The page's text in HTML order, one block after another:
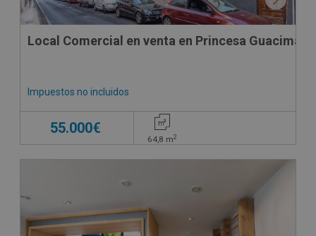
Local Comercial en venta en Princesa Guacimara
Impuestos no incluidos
55.000€
64,8 m2